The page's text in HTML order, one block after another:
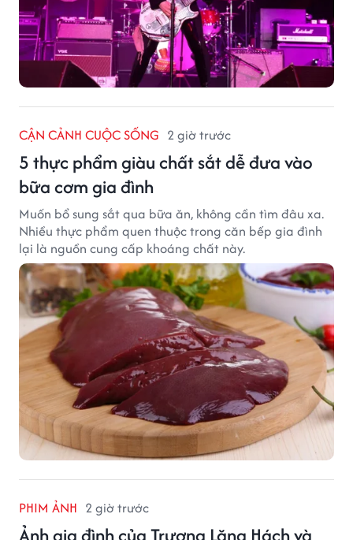
CẬN CẢNH CUỘC SỐNG 2 giờ trước
5 thực phẩm giàu chất sắt dễ đưa vào
bữa cơm gia đình
Muốn bổ sung sắt qua bữa ăn, không cần tìm đâu xa.
Nhiều thực phẩm quen thuộc trong căn bếp gia đình
lại là nguồn cung cấp khoáng chất này.
PHIM ẢNH 2 giờ trước